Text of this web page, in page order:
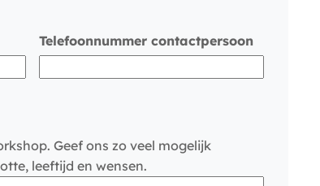
Telefoonnummer contactpersoon
Geef ons zo veel mogelijk
leeftijd en wensen.